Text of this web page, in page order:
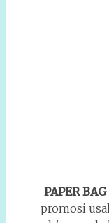
PAPER
promosi